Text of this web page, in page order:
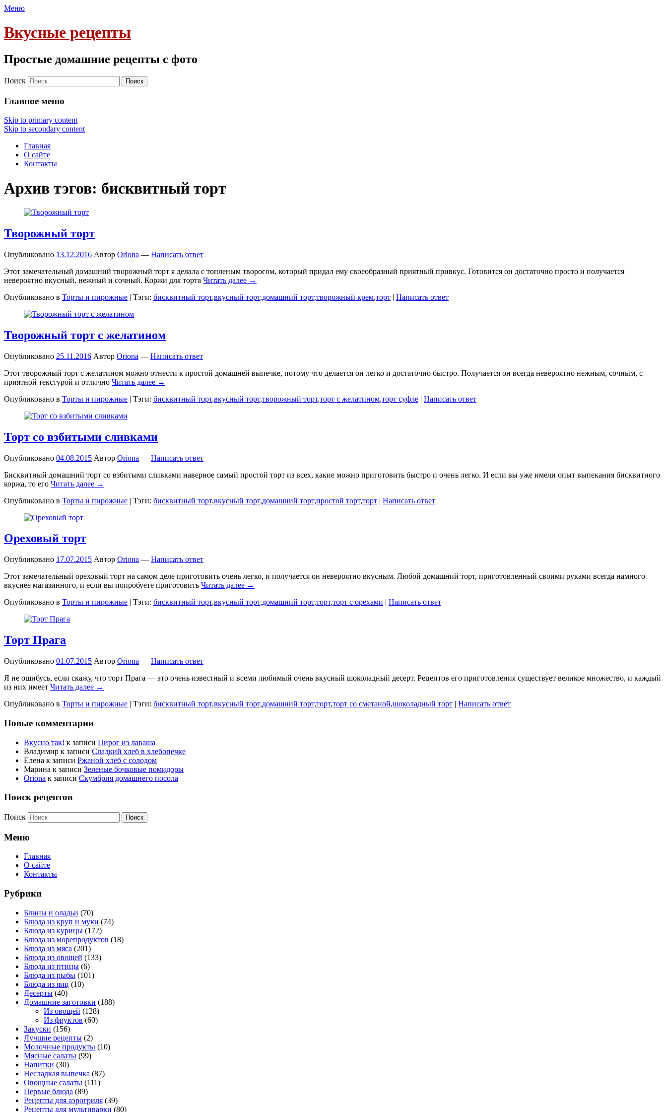
Меню
Вкусные рецепты
Простые домашние рецепты с фото
Поиск
Главное меню
Skip to primary content
Skip to secondary content
Главная
О сайте
Контакты
Архив тэгов: бисквитный торт
Творожный торт
Опубликовано 13.12.2016 Автор Oriona — Написать ответ
Этот замечательный домашний творожный торт я делала с топленым творогом, который придал ему своеобразный приятный привкус. Готовится он достаточно просто и получается
невероятно вкусный, нежный и сочный. Коржи для торта Читать далее →
Опубликовано в Торты и пирожные | Тэги: бисквитный торт,вкусный торт,домашний торт,творожный крем,торт | Написать ответ
Творожный торт с желатином
Опубликовано 25.11.2016 Автор Oriona — Написать ответ
Этот творожный торт с желатином можно отнести к простой домашней выпечке, потому что делается он легко и достаточно быстро. Получается он всегда невероятно нежным, сочным, с
приятной текстурой и отлично Читать далее →
Опубликовано в Торты и пирожные | Тэги: бисквитный торт,вкусный торт,творожный торт,торт с желатином,торт суфле | Написать ответ
Торт со взбитыми сливками
Опубликовано 04.08.2015 Автор Oriona — Написать ответ
Бисквитный домашний торт со взбитыми сливками наверное самый простой торт из всех, какие можно приготовить быстро и очень легко. И если вы уже имели опыт выпекания бисквитного
коржа, то его Читать далее →
Опубликовано в Торты и пирожные | Тэги: бисквитный торт,вкусный торт,домашний торт,простой торт,торт | Написать ответ
Ореховый торт
Опубликовано 17.07.2015 Автор Oriona — Написать ответ
Этот замечательный ореховый торт на самом деле приготовить очень легко, и получается он невероятно вкусным. Любой домашний торт, приготовленный своими руками всегда намного
вкуснее магазинного, и если вы попробуете приготовить Читать далее →
Опубликовано в Торты и пирожные | Тэги: бисквитный торт,вкусный торт,домашний торт,торт,торт с орехами | Написать ответ
Торт Прага
Опубликовано 01.07.2015 Автор Oriona — Написать ответ
Я не ошибусь, если скажу, что торт Прага — это очень известный и всеми любимый очень вкусный шоколадный десерт. Рецептов его приготовления существует великое множество, и каждый
из них имеет Читать далее →
Опубликовано в Торты и пирожные | Тэги: бисквитный торт,вкусный торт,домашний торт,торт,торт со сметаной,шоколадный торт | Написать ответ
Новые комментарии
Вкусно так! к записи Пирог из лаваша
Владимир к записи Сладкий хлеб в хлебопечке
Елена к записи Ржаной хлеб с солодом
Марина к записи Зеленые бочковые помидоры
Oriona к записи Скумбрия домашнего посола
Поиск рецептов
Поиск
Меню
Главная
О сайте
Контакты
Рубрики
Блины и оладьи (70)
Блюда из круп и муки (74)
Блюда из курицы (172)
Блюда из морепродуктов (18)
Блюда из мяса (201)
Блюда из овощей (133)
Блюда из птицы (6)
Блюда из рыбы (101)
Блюда из яиц (10)
Десерты (40)
Домашние заготовки (188)
Из овощей (128)
Из фруктов (60)
Закуски (156)
Лучшие рецепты (2)
Молочные продукты (10)
Мясные салаты (99)
Напитки (30)
Несладкая выпечка (87)
Овощные салаты (111)
Первые блюда (89)
Рецепты для аэрогриля (39)
Рецепты для мультиварки (80)